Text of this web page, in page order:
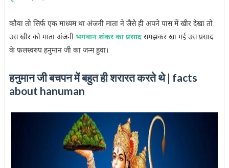
कौवा तो सिर्फ एक माध्यम था अंजनी माता ने जैसे ही अपने पास में खीर देखा तो
उस खीर को माता अंजनी भगवान शंकर का प्रसादसमझकर खा गई उस प्रसाद
के फलस्वरुप हनुमान जी का जन्म हुवा।
हनुमान जी बचपन में बहुत ही शरारत करते थे| facts
about hanuman